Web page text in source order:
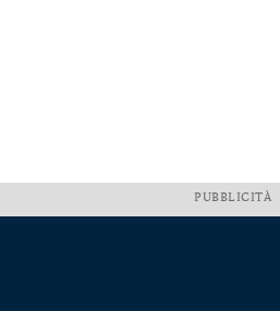
PUBBLICITÀ